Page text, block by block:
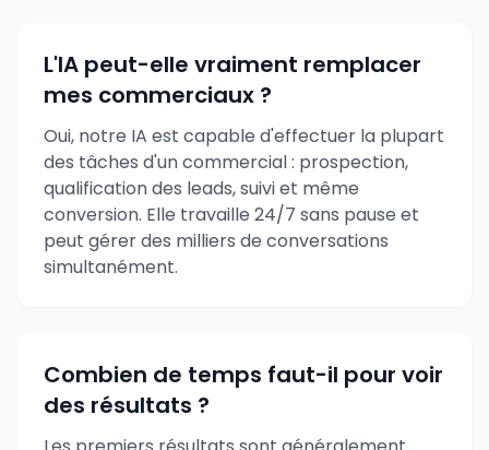
L'IA peut-elle vraiment remplacer
mes commerciaux ?
Oui, notre IA est capable d'effectuer la plupart
des tâches d'un commercial : prospection,
qualification des leads, suivi et même
conversion. Elle travaille 24/7 sans pause et
peut gérer des milliers de conversations
simultanément.
Combien de temps faut-il pour voir
des résultats ?